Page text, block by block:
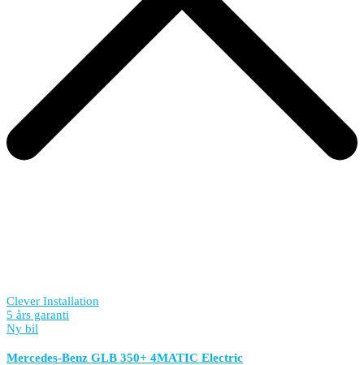
Clever Installation
5 års garanti
Ny bil
Mercedes-Benz GLB 350+ 4MATIC Electric